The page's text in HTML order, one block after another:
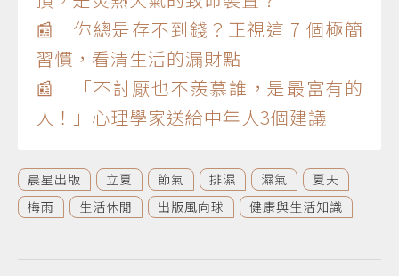
📰 你總是存不到錢？正視這 7 個極簡
習慣，看清生活的漏財點
📰 「不討厭也不羨慕誰，是最富有的
人！」心理學家送給中年人3個建議
晨星出版 立夏 節氣 排濕 濕氣
夏天
梅雨
生活休閒 出版風向球 健康與生活知識